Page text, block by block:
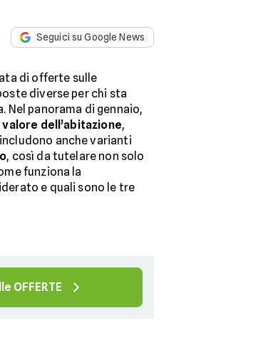
Seguici su Google News
di offerte sulle
diverse per chi sta
Nel panorama di gennaio,
valore dell’abitazione,
anche varianti
, così da tutelare non solo
funziona la
e quali sono le tre
OFFERTE